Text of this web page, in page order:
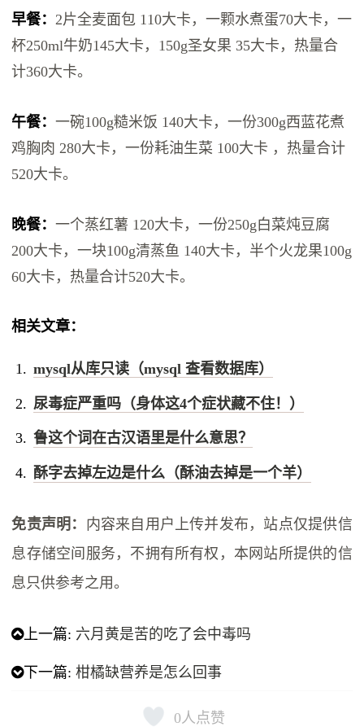
早餐：2片全麦面包 110大卡，一颗水煮蛋70大卡，一
杯250ml牛奶145大卡，150g圣女果 35大卡，热量合
计360大卡。
午餐：一碗100g糙米饭 140大卡，一份300g西蓝花煮
鸡胸肉 280大卡，一份耗油生菜 100大卡 ，热量合计
520大卡。
晚餐：一个蒸红薯 120大卡，一份250g白菜炖豆腐
200大卡，一块100g清蒸鱼 140大卡，半个火龙果100g
60大卡，热量合计520大卡。
相关文章：
mysql从库只读（mysql 查看数据库）
尿毒症严重吗（身体这4个症状藏不住！）
鲁这个词在古汉语里是什么意思？
酥字去掉左边是什么（酥油去掉是一个羊）
免责声明： 内容来自用户上传并发布，站点仅提供信
息存储空间服务，不拥有所有权，本网站所提供的信
息只供参考之用。
上一篇: 六月黄是苦的吃了会中毒吗
下一篇:柑橘缺营养是怎么回事
0人点赞